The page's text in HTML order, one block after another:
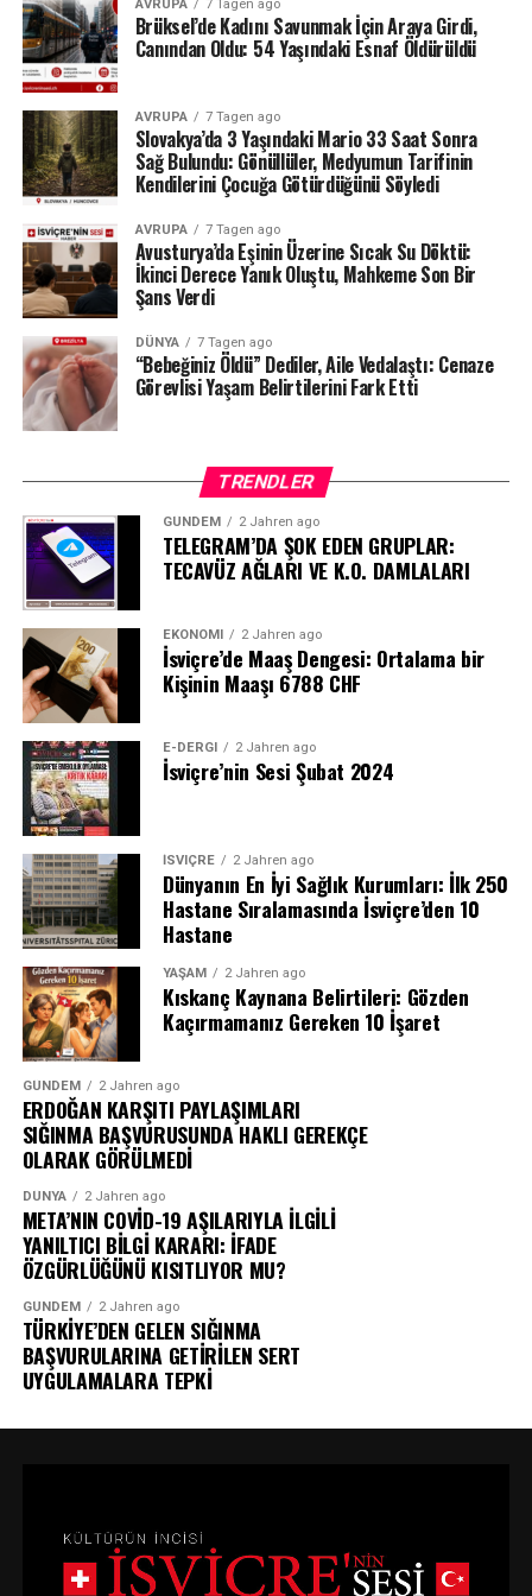
belgelerinin şeffaf olduğunu, İçişleri Bakanlığı
tarafından da düzenli olarak denetlendiğini hatırlattı.
Milyonlarca liralık para transferleri ve şoförün iddiaları
üzerinden derinleşen soruşturmada gözler, yargı
makamlarının atacağı bir sonraki adıma çevrilmiş
durumda.#ahbap#turkiye#sondakika
AVRUPA 7 Tagen ago
Brüksel’de Kadını Savunmak İçin Araya Girdi,
Canından Oldu: 54 Yaşındaki Esnaf Öldürüldü
AVRUPA 7 Tagen ago
Slovakya’da 3 Yaşındaki Mario 33 Saat Sonra
Sağ Bulundu: Gönüllüler, Medyumun Tarifinin
Kendilerini Çocuğa Götürdüğünü Söyledi
AVRUPA 7 Tagen ago
Avusturya’da Eşinin Üzerine Sıcak Su Döktü:
İkinci Derece Yanık Oluştu, Mahkeme Son Bir
Şans Verdi
DÜNYA 7 Tagen ago
“Bebeğiniz Öldü” Dediler, Aile Vedalaştı: Cenaze
Görevlisi Yaşam Belirtilerini Fark Etti
TRENDLER
GÜNDEM 2 Jahren ago
TELEGRAM’DA ŞOK EDEN GRUPLAR:
TECAVÜZ AĞLARI VE K.O. DAMLALARI
EKONOMI 2 Jahren ago
İsviçre’de Maaş Dengesi: Ortalama bir
Kişinin Maaşı 6788 CHF
E-DERGI 2 Jahren ago
İsviçre’nin Sesi Şubat 2024
İSVIÇRE 2 Jahren ago
Dünyanın En İyi Sağlık Kurumları: İlk 250
Hastane Sıralamasında İsviçre’den 10
Hastane
YAŞAM 2 Jahren ago
Kıskanç Kaynana Belirtileri: Gözden
Kaçırmamanız Gereken 10 İşaret
GÜNDEM 2 Jahren ago
ERDOĞAN KARŞITI PAYLAŞIMLARI
SIĞINMA BAŞVURUSUNDA HAKLI GEREKÇE
OLARAK GÖRÜLMEDİ
DÜNYA 2 Jahren ago
META’NIN COVİD-19 AŞILARIYLA İLGİLİ
YANILTICI BİLGİ KARARI: İFADE
ÖZGÜRLÜĞÜNÜ KISITLIYOR MU?
GÜNDEM 2 Jahren ago
TÜRKİYE’DEN GELEN SIĞINMA
BAŞVURULARINA GETİRİLEN SERT
UYGULAMALARA TEPKİ